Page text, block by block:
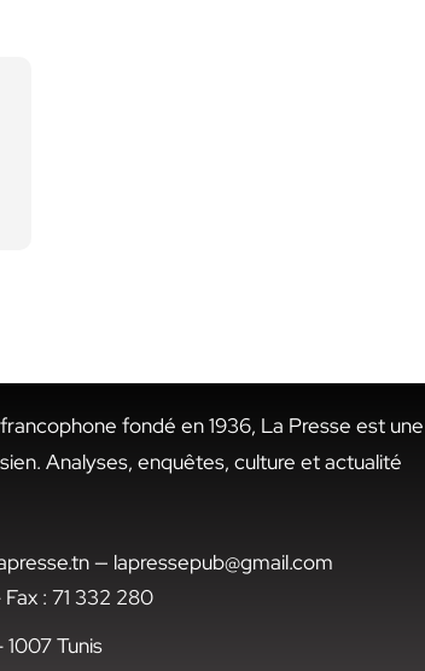
fondé en 1936, La Presse est
Analyses, enquêtes, culture et actualité
— lapressepub@gmail.com
Fax : 71 332 280
1007 Tunis